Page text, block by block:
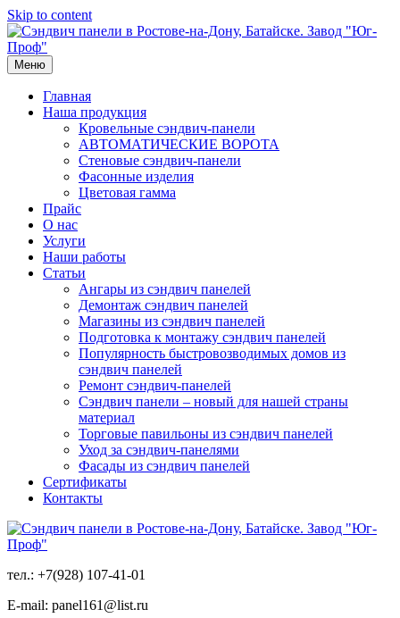
Skip to content
Меню
Главная
Наша продукция
Кровельные сэндвич-панели
АВТОМАТИЧЕСКИЕ ВОРОТА
Стеновые сэндвич-панели
Фасонные изделия
Цветовая гамма
Прайс
О нас
Услуги
Наши работы
Статьи
Ангары из сэндвич панелей
Демонтаж сэндвич панелей
Магазины из сэндвич панелей
Подготовка к монтажу сэндвич панелей
Популярность быстровозводимых домов из
сэндвич панелей
Ремонт сэндвич-панелей
Сэндвич панели – новый для нашей страны
материал
Торговые павильоны из сэндвич панелей
Уход за сэндвич-панелями
Фасады из сэндвич панелей
Сертификаты
Контакты
тел.: +7(928) 107-41-01
E-mail: panel161@list.ru